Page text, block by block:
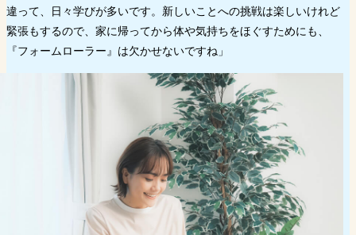
違って、日々学びが多いです。新しいことへの挑戦は楽しいけれど
緊張もするので、家に帰ってから体や気持ちをほぐすためにも、
『フォームローラー』は欠かせないですね」